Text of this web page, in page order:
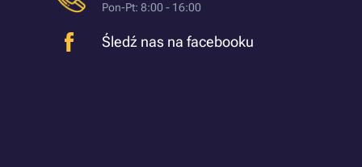
Pon-Pt: 8:00 - 16:00
Śledź nas na facebooku